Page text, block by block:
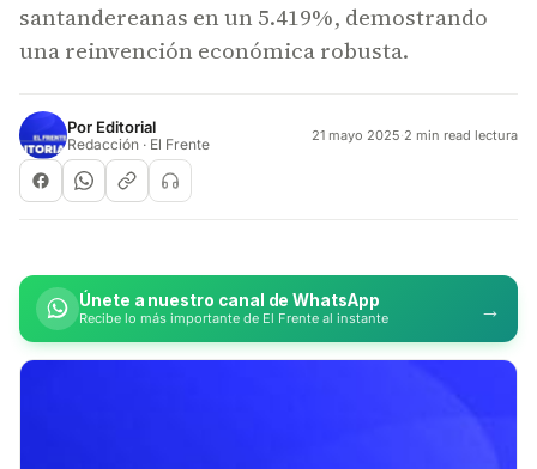
santandereanas en un 5.419%, demostrando
una reinvención económica robusta.
Por Editorial
Redacción · El Frente 21 mayo 2025·2 min read lectura
Únete a nuestro canal de WhatsApp
Recibe lo más importante de El Frente al instante →